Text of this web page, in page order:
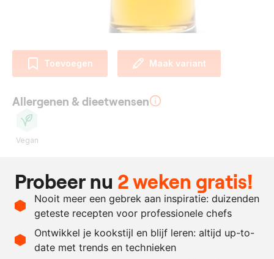
Toevoegen Maak variant
Allergenen & dieetwensen
Vegan
kg. wortel, schil
2
liter
water
Recept omrekenen
Probeer nu 2 weken gratis!
Nooit meer een gebrek aan inspiratie: duizenden
geteste recepten voor professionele chefs
Ontwikkel je kookstijl en blijf leren: altijd up-to-
date met trends en technieken